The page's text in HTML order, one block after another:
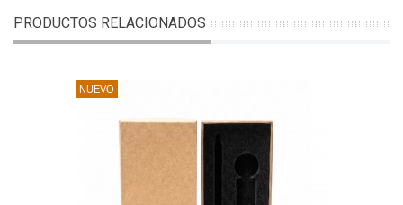
PRODUCTOS RELACIONADOS
NUEVO